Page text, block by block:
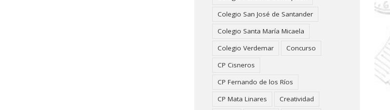
Colegio San José de Santander
Colegio Santa María Micaela
Colegio Verdemar
Concurso
CP Cisneros
CP Fernando de los Ríos
CP Mata Linares
Creatividad